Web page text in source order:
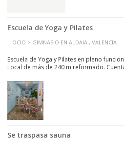
Escuela de Yoga y Pilates
OCIO > GIMNASIO EN ALDAIA , VALENCIA
Escuela de Yoga y Pilates en pleno
Local de más de 240 m reformado.
Se traspasa sauna